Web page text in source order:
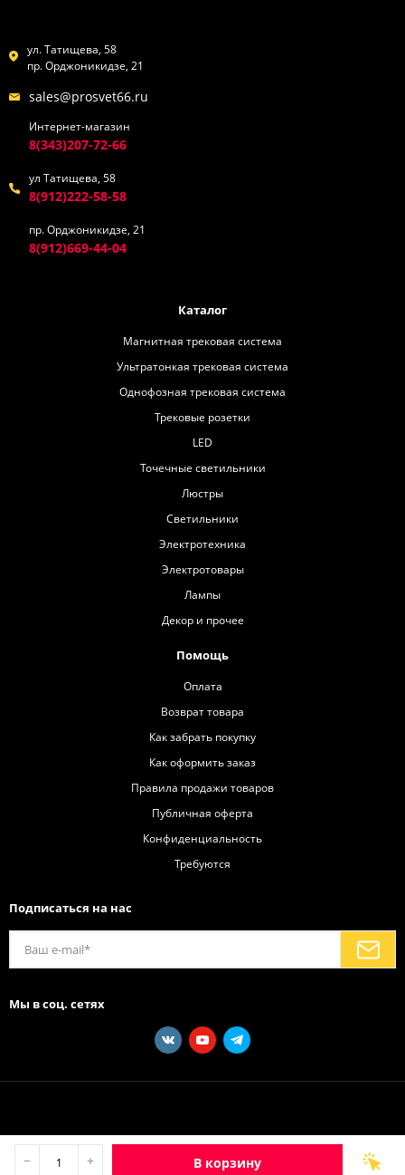
− + В корзину
ул. Татищева, 58
пр. Орджоникидзе, 21
sales@prosvet66.ru
Интернет-магазин
8(343)207-72-66
ул Татищева, 58
8(912)222-58-58
пр. Орджоникидзе, 21
8(912)669-44-04
Каталог
Магнитная трековая система
Ультратонкая трековая система
Однофозная трековая система
Трековые розетки
LED
Точечные светильники
Люстры
Светильники
Электротехника
Электротовары
Лампы
Декор и прочее
Помощь
Оплата
Возврат товара
Как забрать покупку
Как оформить заказ
Правила продажи товаров
Публичная оферта
Конфиденциальность
Требуются
Подписаться на нас
Мы в соц. сетях